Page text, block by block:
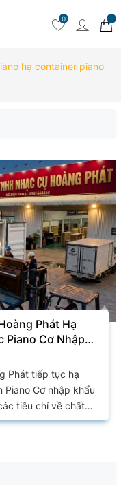
0
hạ container piano
Phát Hạ
Piano Cơ Nhập
Phát tiếp tục hạ
Cơ nhập khẩu
tiêu chí về chất
giá hợp lý. Chúng